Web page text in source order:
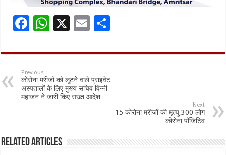
F
e
b
o
o
W
at
sA
p
p
X
E
ai ar
Previous
कोरोना मरीजों को लूटने वाले प्राइवेट
अस्पतालों के लिए मुख्य सचिव विन्नी
महाजन ने जारी किए सख्त आदेश
Next
15 कोरोना मरीजों की मृत्यु,300 लोग
कोरोना पॉजिटिव
Related Articles